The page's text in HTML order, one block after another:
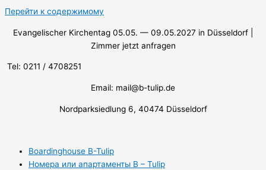
Перейти к содержимому
Evangelischer Kirchentag 05.05. — 09.05.2027 in Düsseldorf |
Zimmer jetzt anfragen
Tel: 0211 / 4708251
Email: mail@b-tulip.de
Nordparksiedlung 6, 40474 Düsseldorf
Boardinghouse B-Tulip
Номера или апартаменты B – Tulip